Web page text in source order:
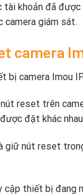
khoản đã
camera giám sát.
camera
bị camera Imou
reset trên
đặt khác
giữ nút reset
thiết bị đang